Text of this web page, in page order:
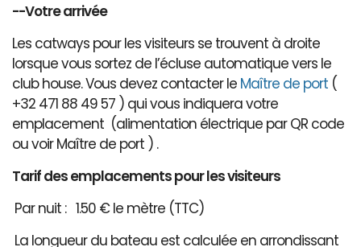
--Votre arrivée
Les catways pour les visiteurs se trouvent à droite
lorsque vous sortez de l’écluse automatique vers le
club house. Vous devez contacter le Maître de port (
+32 471 88 49 57 ) qui vous indiquera votre
emplacement (alimentation électrique par QR code
ou voir Maître de port ) .
Tarif des emplacements pour les visiteurs
Par nuit : 1.50 € le mètre (TTC)
La longueur du bateau est calculée en arrondissant